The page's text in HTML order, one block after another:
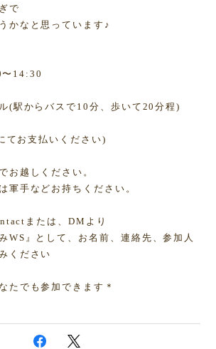
で
かなと思っています♪
14:30
(駅からバスで10分、歩いて20分程)
てお支払いください)
お越しください。
軍手などお持ちください。
または、DMより
WS』として、お名前、連絡先、参加人
ください
たでも参加できます＊